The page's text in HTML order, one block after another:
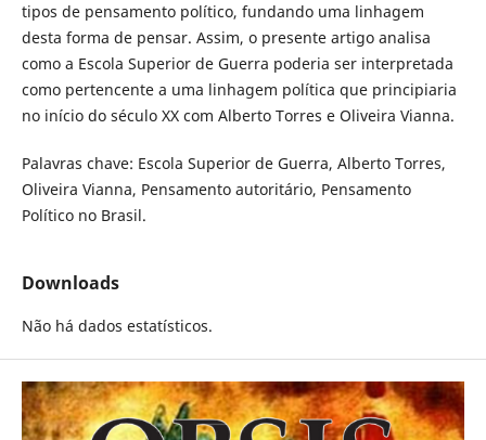
tipos de pensamento político, fundando uma linhagem
desta forma de pensar. Assim, o presente artigo analisa
como a Escola Superior de Guerra poderia ser interpretada
como pertencente a uma linhagem política que principiaria
no início do século XX com Alberto Torres e Oliveira Vianna.
Palavras chave: Escola Superior de Guerra, Alberto Torres,
Oliveira Vianna, Pensamento autoritário, Pensamento
Político no Brasil.
Downloads
Não há dados estatísticos.